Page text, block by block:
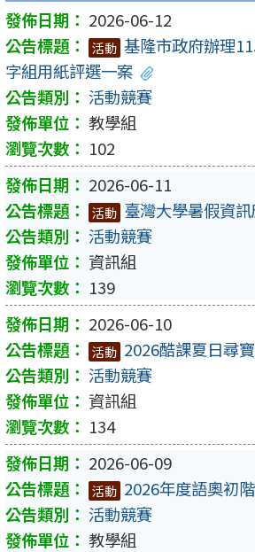
2026-06-12
活動 基隆市政府辦理
字組用紙評選一案
活動競賽
教學組
102
2026-06-11
活動 臺灣大學暑假資
活動競賽
資訊組
139
2026-06-10
活動 2026酷課夏日尋
活動競賽
資訊組
134
2026-06-09
活動 2026年度語奧初
活動競賽
教學組